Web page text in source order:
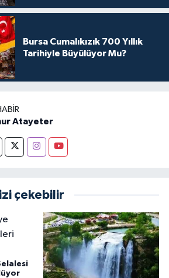
Bursa Cumalıkızık 700 Yıllık
Tarihiyle Büyülüyor Mu?
Atayeter
çekebilir